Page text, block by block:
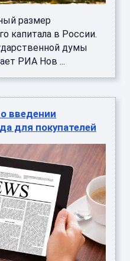
размер
капитала в России.
думы
РИА Нов ...
введении
для покупателей